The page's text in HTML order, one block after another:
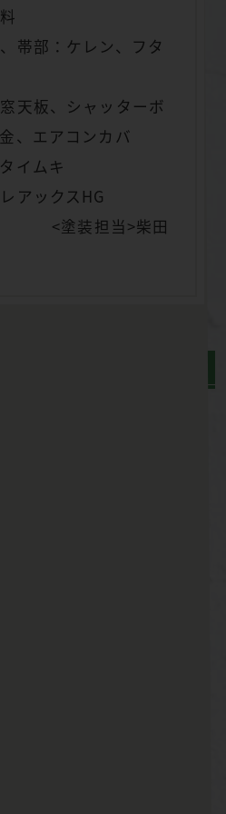
帯部：ケレン、フタ
天板、シャッターボ
、エアコンカバ
イムキ
アックスHG
<塗装担当>柴田